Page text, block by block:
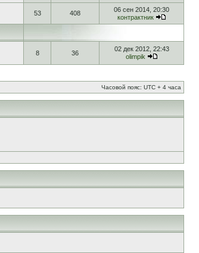
53 408
06 сен 2014, 20:30
контрактник
8 36
02 дек 2012, 22:43
olimpik
Часовой пояс: UTC + 4 часа